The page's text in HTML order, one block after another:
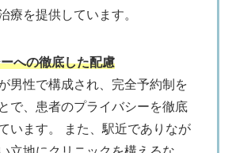
療を提供しています。
への徹底した配慮
男性で構成され、完全予約制を
で、患者のプライバシーを徹底
います。
また、駅近でありなが